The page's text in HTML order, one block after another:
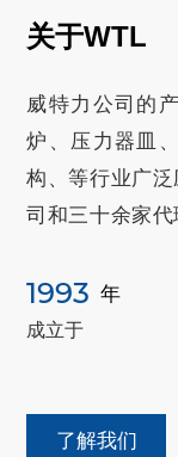
关于WTL
威特力公司的
炉、压力器皿
构、等行业广
司和三十余家
1993 年
成立于
了解我们